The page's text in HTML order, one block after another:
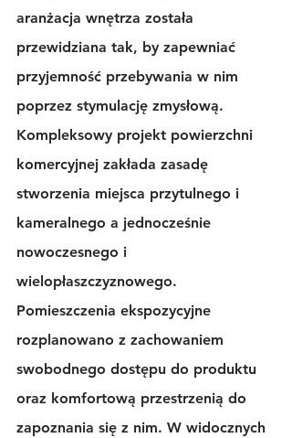
aranżacja wnętrza została
przewidziana tak, by zapewniać
przyjemność przebywania w nim
poprzez stymulację zmysłową.
Kompleksowy projekt powierzchni
komercyjnej zakłada zasadę
stworzenia miejsca przytulnego i
kameralnego a jednocześnie
nowoczesnego i
wielopłaszczyznowego.
Pomieszczenia ekspozycyjne
rozplanowano z zachowaniem
swobodnego dostępu do produktu
oraz komfortową przestrzenią do
zapoznania się z nim. W widocznych